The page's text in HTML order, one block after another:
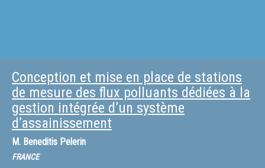
Conception et mise en place de stations
de mesure des flux polluants dédiées à la
gestion intégrée d’un système
d’assainissement
M. Beneditis Pelerin
FRANCE